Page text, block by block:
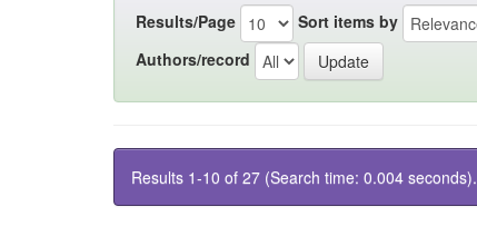
Results/Page Sort items by
Authors/record
Results 1-10 of 27 (Search time: 0.004 seconds).